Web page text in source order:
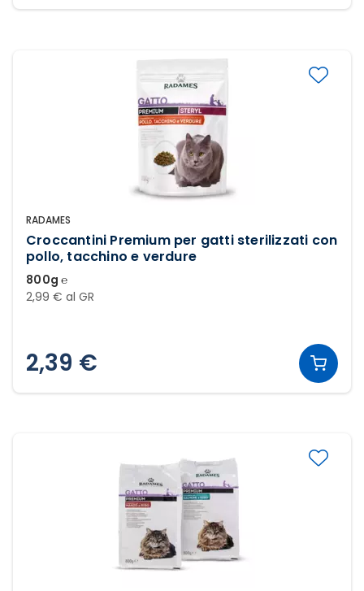
RADAMES
Croccantini Premium per gatti sterilizzati con
pollo, tacchino e verdure
800g ℮
2,99 € al GR
2,39 €